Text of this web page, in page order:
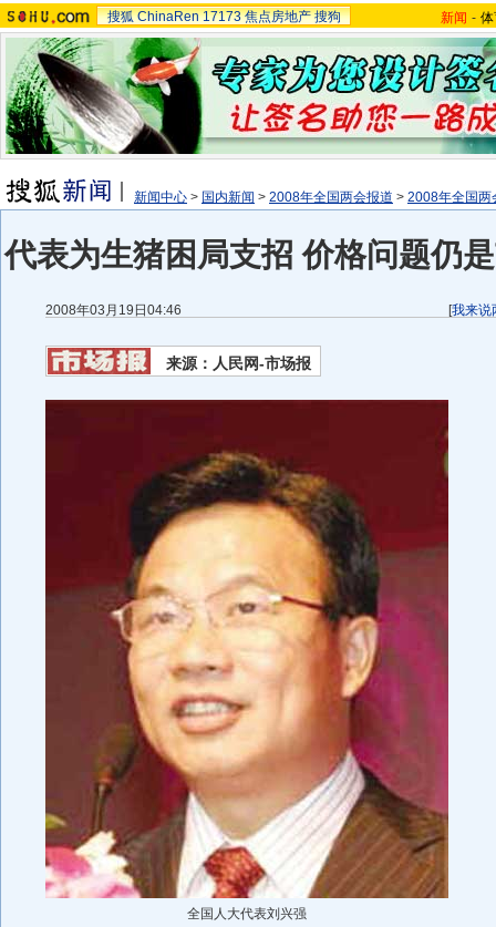
搜狐 ChinaRen 17173 焦点房地产 搜狗 新闻 -
新闻中心 > 国内新闻 > 2008年全国两会报道 > 2008年全国两
代表为生猪困局支招 价格问题仍
2008年03月19日04:46 [我来说
来源：人民网-市场报
全国人大代表刘兴强